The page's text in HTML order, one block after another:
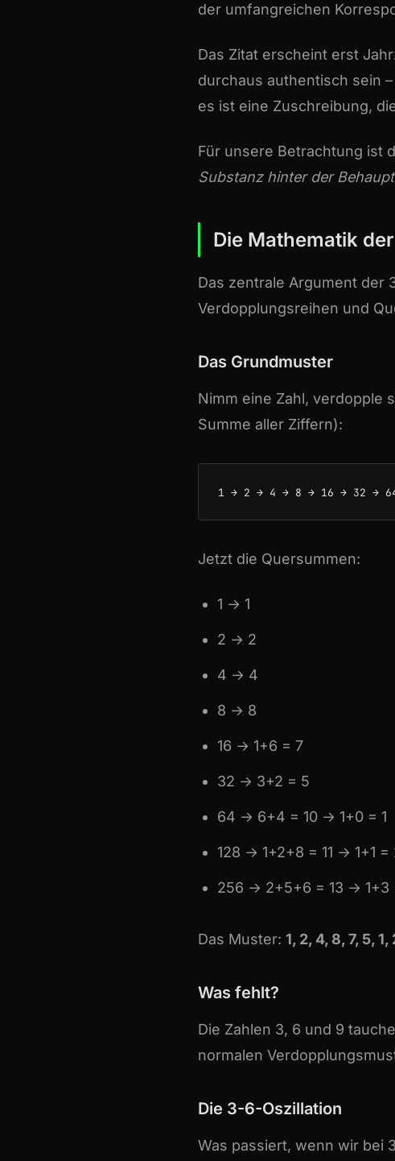
der umfangreichen
Das Zitat erscheint erst
durchaus authentisch sein
es ist eine Zuschreibung,
Für unsere Betrachtung ist
Substanz hinter der
Die Mathematik
Das zentrale Argument der
Verdopplungsreihen und
Das Grundmuster
Nimm eine Zahl, verdopple
Summe aller Ziffern):
Jetzt die Quersummen:
1 → 1
2 → 2
4 → 4
8 → 8
16 → 1+6 = 7
32 → 3+2 = 5
64 → 6+4 = 10 → 1+0 = 1
128 → 1+2+8 = 11 → 1+1 =
256 → 2+5+6 = 13 → 1+3
Das Muster: 1, 2, 4, 8, 7, 5,
Was fehlt?
Die Zahlen 3, 6 und 9
normalen
Die 3-6-Oszillation
Was passiert, wenn wir bei